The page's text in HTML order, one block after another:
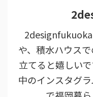
や、積水ハウス
立てると嬉しい
中のインスタグ